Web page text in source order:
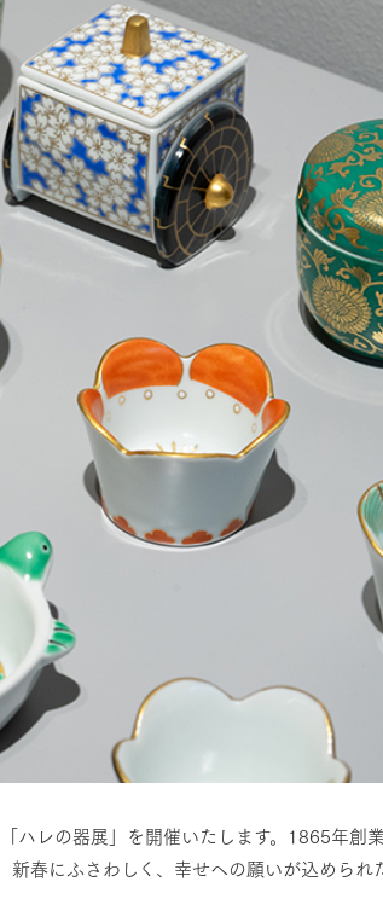
ハレの器展」を開催いたします。1865年創
春にふさわしく、幸せへの願いが込められ